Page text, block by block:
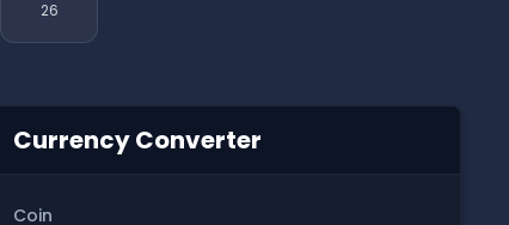
26
Currency Converter
Coin